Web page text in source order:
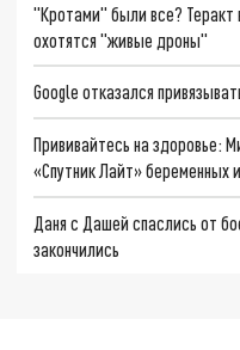
"Кротами" были все? Теракт
охотятся "живые дроны"
Google отказался
Прививайтесь на здоровье:
«Спутник Лайт» беременных
Даня с Дашей спаслись от
закончились